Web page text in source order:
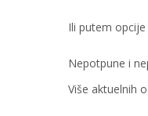
Ili putem opcije
Nepotpune i
Više aktuelnih